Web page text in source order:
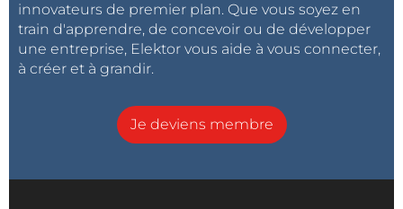
innovateurs de premier plan. Que vous soyez en
train d'apprendre, de concevoir ou de développer
une entreprise, Elektor vous aide à vous connecter,
à créer et à grandir.
Je deviens membre